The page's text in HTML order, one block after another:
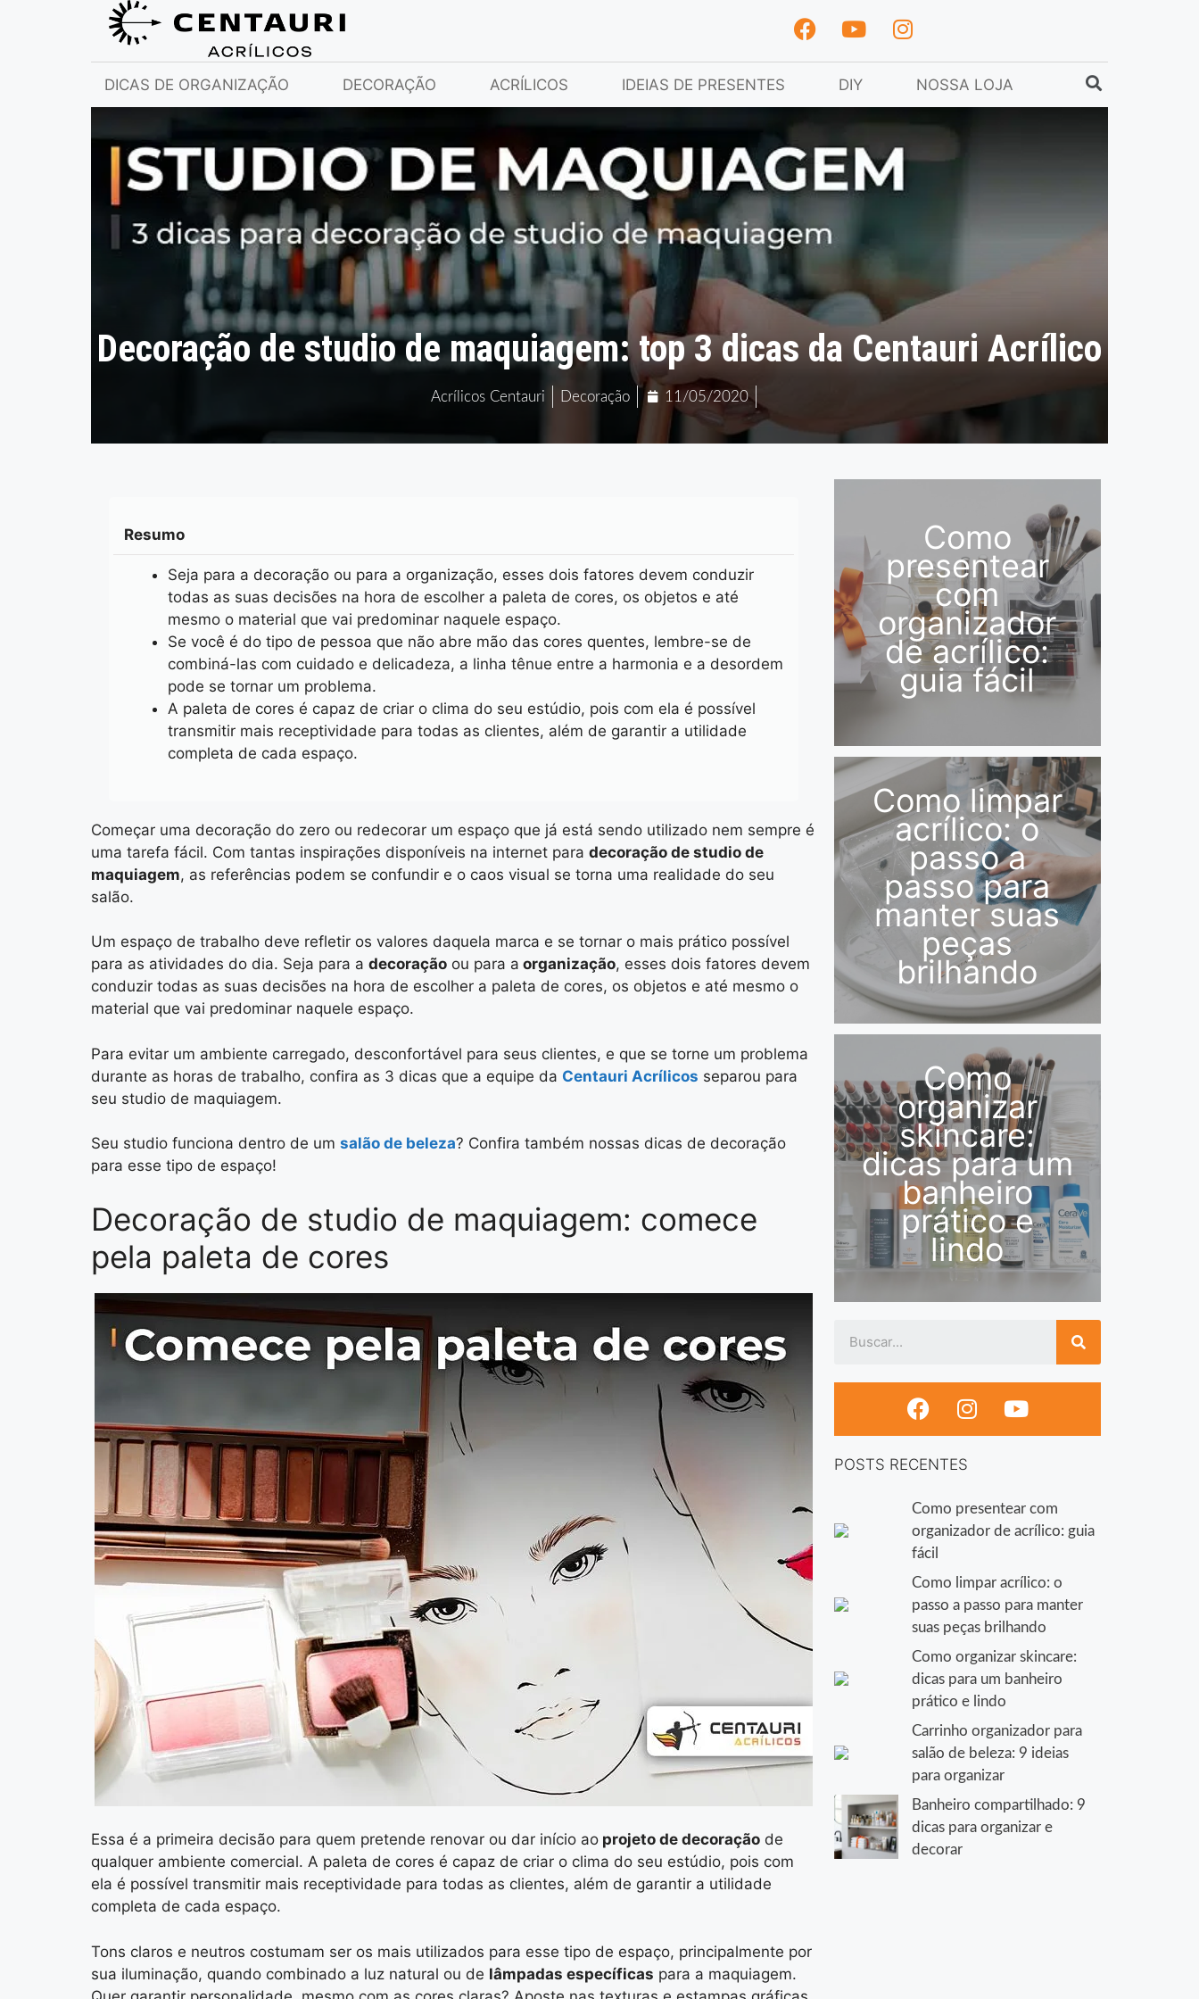
DICAS DE ORGANIZAÇÃO DECORAÇÃO ACRÍLICOS IDEIAS DE PRESENTES DIY NOSSA LOJA
Decoração de studio de maquiagem: top 3 dicas da Centauri Acrílico
Acrílicos Centauri Decoração 11/05/2020
Resumo
Seja para a decoração ou para a organização, esses dois fatores devem conduzir
todas as suas decisões na hora de escolher a paleta de cores, os objetos e até
mesmo o material que vai predominar naquele espaço.
Se você é do tipo de pessoa que não abre mão das cores quentes, lembre-se de
combiná-las com cuidado e delicadeza, a linha tênue entre a harmonia e a desordem
pode se tornar um problema.
A paleta de cores é capaz de criar o clima do seu estúdio, pois com ela é possível
transmitir mais receptividade para todas as clientes, além de garantir a utilidade
completa de cada espaço.
Começar uma decoração do zero ou redecorar um espaço que já está sendo utilizado nem sempre é
uma tarefa fácil. Com tantas inspirações disponíveis na internet para decoração de studio de
maquiagem, as referências podem se confundir e o caos visual se torna uma realidade do seu
salão.
Um espaço de trabalho deve refletir os valores daquela marca e se tornar o mais prático possível
para as atividades do dia. Seja para a decoração ou para a organização, esses dois fatores devem
conduzir todas as suas decisões na hora de escolher a paleta de cores, os objetos e até mesmo o
material que vai predominar naquele espaço.
Para evitar um ambiente carregado, desconfortável para seus clientes, e que se torne um problema
durante as horas de trabalho, confira as 3 dicas que a equipe da Centauri Acrílicos separou para
seu studio de maquiagem.
Seu studio funciona dentro de um salão de beleza? Confira também nossas dicas de decoração
para esse tipo de espaço!
Decoração de studio de maquiagem: comece
pela paleta de cores
Essa é a primeira decisão para quem pretende renovar ou dar início ao projeto de decoração de
qualquer ambiente comercial. A paleta de cores é capaz de criar o clima do seu estúdio, pois com
ela é possível transmitir mais receptividade para todas as clientes, além de garantir a utilidade
completa de cada espaço.
Tons claros e neutros costumam ser os mais utilizados para esse tipo de espaço, principalmente por
sua iluminação, quando combinado a luz natural ou de lâmpadas específicas para a maquiagem.
Como
presentear
com
organizador
de acrílico:
guia fácil
Como limpar
acrílico: o
passo a
passo para
manter suas
peças
brilhando
Como
organizar
skincare:
dicas para um
banheiro
prático e
lindo
POSTS RECENTES
Como presentear com
organizador de acrílico: guia
fácil
Como limpar acrílico: o
passo a passo para manter
suas peças brilhando
Como organizar skincare:
dicas para um banheiro
prático e lindo
Carrinho organizador para
salão de beleza: 9 ideias
para organizar
Banheiro compartilhado: 9
dicas para organizar e
decorar